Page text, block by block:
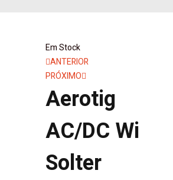
Em Stock
ANTERIOR
PRÓXIMO
Aerotig
AC/DC Wi
Solter